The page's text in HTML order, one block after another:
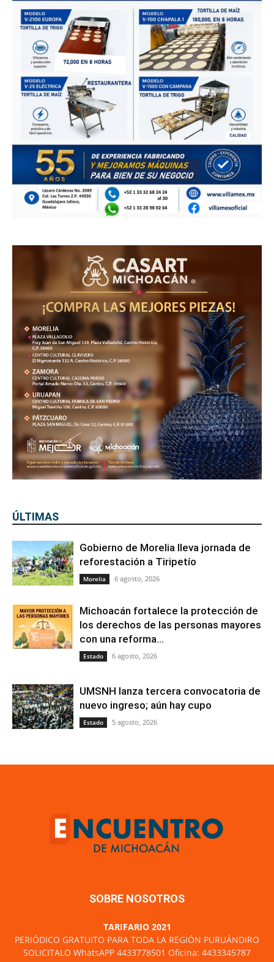
ÚLTIMAS
Gobierno de Morelia lleva jornada de
reforestación a Tiripetío
Morelia 6 agosto, 2026
Michoacán fortalece la protección de
los derechos de las personas mayores
con una reforma...
Estado 6 agosto, 2026
UMSNH lanza tercera convocatoria de
nuevo ingreso; aún hay cupo
Estado 5 agosto, 2026
SOBRE NOSOTROS
TARIFARIO 2021
PERIÓDICO GRATUITO PARA TODA LA REGIÓN PURUÁNDIRO
SOLICITALO WhatsAPP 4433778501 Oficina: 4433345787